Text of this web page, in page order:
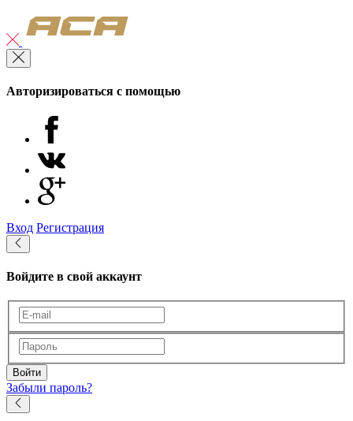
Авторизироваться с помощью
Вход Регистрация
Войдите в свой аккаунт
Войти
Забыли пароль?